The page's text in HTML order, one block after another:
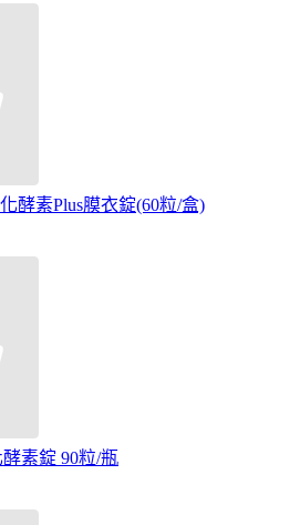
酵素Plus膜衣錠(60粒/盒)
素錠 90粒/瓶